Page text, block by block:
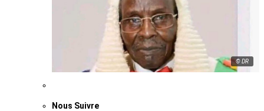
© DR
Nous Suivre